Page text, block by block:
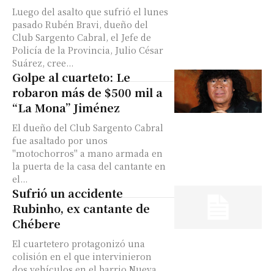
Luego del asalto que sufrió el lunes
pasado Rubén Bravi, dueño del
Club Sargento Cabral, el Jefe de
Policía de la Provincia, Julio César
Suárez, cree...
Golpe al cuarteto: Le
robaron más de $500 mil a
“La Mona” Jiménez
El dueño del Club Sargento Cabral
fue asaltado por unos
"motochorros" a mano armada en
la puerta de la casa del cantante en
el...
Sufrió un accidente
Rubinho, ex cantante de
Chébere
El cuartetero protagonizó una
colisión en el que intervinieron